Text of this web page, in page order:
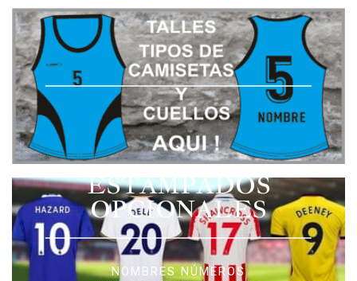
ESTAMPADOS
OPCIONALES
NOMBRES NÚMEROS